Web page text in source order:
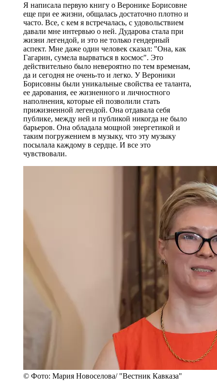
Я написала первую книгу о Веронике Борисовне
еще при ее жизни, общалась достаточно плотно и
часто. Все, с кем я встречалась, с удовольствием
давали мне интервью о ней. Дударова стала при
жизни легендой, и это не только гендерный
аспект. Мне даже один человек сказал: "Она, как
Гагарин, сумела вырваться в космос". Это
действительно было невероятно по тем временам,
да и сегодня не очень-то и легко. У Вероники
Борисовны были уникальные свойства ее таланта,
ее дарования, ее жизненного и личностного
наполнения, которые ей позволили стать
прижизненной легендой. Она отдавала себя
публике, между ней и публикой никогда не было
барьеров. Она обладала мощной энергетикой и
таким погружением в музыку, что эту музыку
посылала каждому в сердце. И все это
чувствовали.
© Фото: Мария Новоселова/ "Вестник Кавказа"